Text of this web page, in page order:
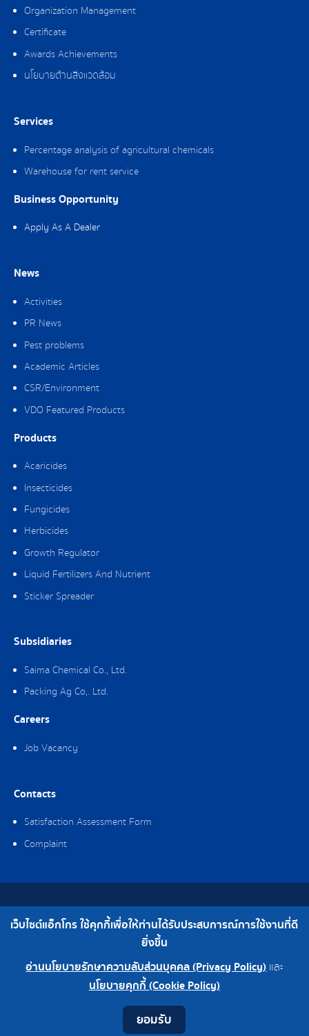
Organization Management
Certificate
Awards Achievements
นโยบายด้านสิ่งแวดล้อม
Services
Percentage analysis of agricultural chemicals
Warehouse for rent service
Business Opportunity
Apply As A Dealer
News
Activities
PR News
Pest problems
Academic Articles
CSR/Environment
VDO Featured Products
Products
Acaricides
Insecticides
Fungicides
Herbicides
Growth Regulator
Liquid Fertilizers And Nutrient
Sticker Spreader
Subsidiaries
Saima Chemical Co., Ltd.
Packing Ag Co,. Ltd.
Careers
Job Vacancy
Contacts
Satisfaction Assessment Form
Complaint
Copyright © 2019 Ag-gro (Thailand) Co., Ltd. All Rights Reserved.
Telephone : 0-2308-2102 | Fax : 0-2308-2487
เว็บไซต์แอ็กโกร ใช้คุกกี้เพื่อให้ท่านได้รับประสบการณ์การใช้งานที่ดี
ยิ่งขึ้น
อ่านนโยบายรักษาความลับส่วนบุคคล (Privacy Policy) และ
นโยบายคุกกี้ (Cookie Policy)
ยอมรับ
0-2308-2102
Factory 0-2324-0515-6
ContactYoutube
LINE